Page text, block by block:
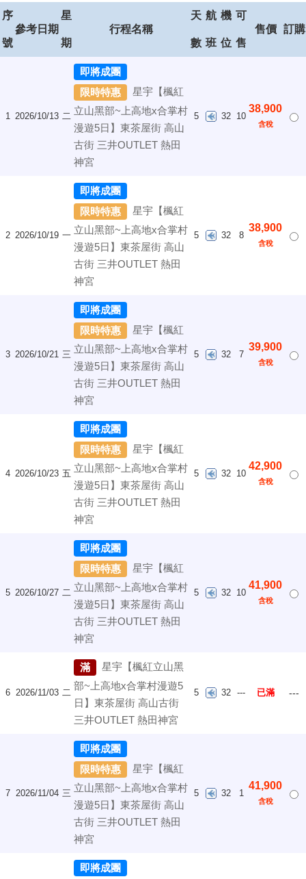
序
號
參考日期
星
期
行程名稱
天
數
航
班
機
位
可
售
售價 訂購
1 2026/10/13 二
即將成團
限時特惠
星宇【楓紅
立山黑部~上高地x合掌村
漫遊5日】東茶屋街 高山
古街 三井OUTLET 熱田
神宮
5 32 10
38,900
含稅
2 2026/10/19 一
即將成團
限時特惠
星宇【楓紅
立山黑部~上高地x合掌村
漫遊5日】東茶屋街 高山
古街 三井OUTLET 熱田
神宮
5 32 8
38,900
含稅
3 2026/10/21 三
即將成團
限時特惠
星宇【楓紅
立山黑部~上高地x合掌村
漫遊5日】東茶屋街 高山
古街 三井OUTLET 熱田
神宮
5 32 7
39,900
含稅
4 2026/10/23 五
即將成團
限時特惠
星宇【楓紅
立山黑部~上高地x合掌村
漫遊5日】東茶屋街 高山
古街 三井OUTLET 熱田
神宮
5 32 10
42,900
含稅
5 2026/10/27 二
即將成團
限時特惠
星宇【楓紅
立山黑部~上高地x合掌村
漫遊5日】東茶屋街 高山
古街 三井OUTLET 熱田
神宮
5 32 10
41,900
含稅
6 2026/11/03 二
滿
星宇【楓紅立山黑
部~上高地x合掌村漫遊5
日】東茶屋街 高山古街
三井OUTLET 熱田神宮
5 32 --- 已滿 ---
7 2026/11/04 三
即將成團
限時特惠
星宇【楓紅
立山黑部~上高地x合掌村
漫遊5日】東茶屋街 高山
古街 三井OUTLET 熱田
神宮
5 32 1
41,900
含稅
即將成團